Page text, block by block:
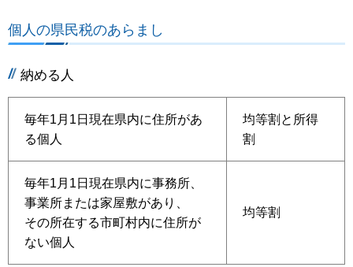
個人の県民税のあらまし
納める人
毎年1月1日現在県内に住所があ
る個人
均等割と所得
割
毎年1月1日現在県内に事務所、
事業所または家屋敷があり、
その所在する市町村内に住所が
ない個人
均等割